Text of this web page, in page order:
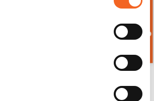
Haberler için iletişime geçilmesini
Bilgi İste